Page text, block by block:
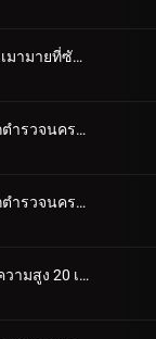
ตอนที่ 423 โคโกโร่เมามายที่ซัสสึมะ (ตอนจบ)
ตอนที่ 424 นิยายรักตำรวจนครบาล ภาค 6 (ตอนแรก)
ตอนที่ 425 นิยายรักตำรวจนครบาล ภาค 6 (ตอนจบ)
ตอนที่ 426 ปริศนาความสูง 20 เซนติเมตร